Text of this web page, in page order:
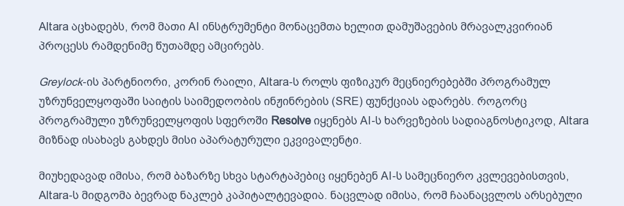
Altara აცხადებს, რომ მათი AI ინსტრუმენტი მონაცემთა ხელით დამუშავების მრავალკვირიან
პროცესს რამდენიმე წუთამდე ამცირებს.
Greylock-ის პარტნიორი, კორინ რაილი, Altara-ს როლს ფიზიკურ მეცნიერებებში პროგრამულ
უზრუნველყოფაში საიტის საიმედოობის ინჟინრების (SRE) ფუნქციას ადარებს. როგორც
პროგრამული უზრუნველყოფის სფეროში Resolve იყენებს AI-ს ხარვეზების სადიაგნოსტიკოდ, Altara
მიზნად ისახავს გახდეს მისი აპარატურული ეკვივალენტი.
მიუხედავად იმისა, რომ ბაზარზე სხვა სტარტაპებიც იყენებენ AI-ს სამეცნიერო კვლევებისთვის,
Altara-ს მიდგომა ბევრად ნაკლებ კაპიტალტევადია. ნაცვლად იმისა, რომ ჩაანაცვლოს არსებული